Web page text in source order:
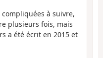
à suivre,
plusieurs fois, mais
a été écrit en 2015 et